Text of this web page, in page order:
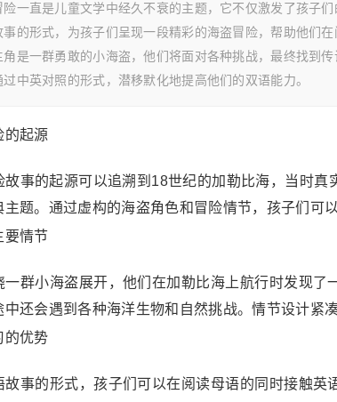
险一直是儿童文学中经久不衰的主题，它不仅激发了孩子
事的形式，为孩子们呈现一段精彩的海盗冒险，帮助他们
角是一群勇敢的小海盗，他们将面对各种挑战，最终找到
过中英对照的形式，潜移默化地提高他们的双语能力。
的起源
故事的起源可以追溯到18世纪的加勒比海，当时
主题。通过虚构的海盗角色和冒险情节，孩子们可
要情节
一群小海盗展开，他们在加勒比海上航行时发现了
中还会遇到各种海洋生物和自然挑战。情节设计紧
的优势
故事的形式，孩子们可以在阅读母语的同时接触